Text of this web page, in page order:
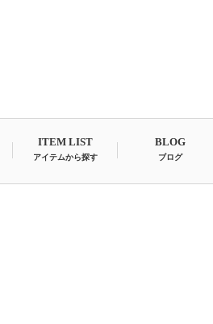
ITEM LIST
アイテムから探す
BLOG
ブログ